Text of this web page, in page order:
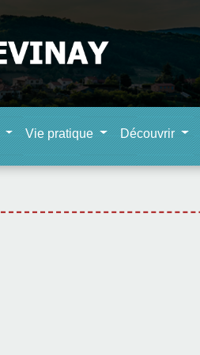
Vie pratique Découvrir